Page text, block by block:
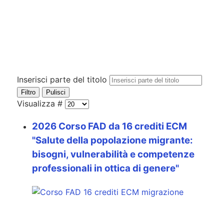
Inserisci parte del titolo
Filtro Pulisci
Visualizza #
2026 Corso FAD da 16 crediti ECM
"Salute della popolazione migrante:
bisogni, vulnerabilità e competenze
professionali in ottica di genere"